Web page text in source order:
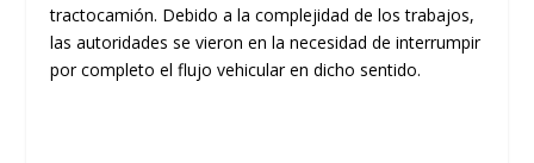
tractocamión. Debido a la complejidad de los trabajos,
las autoridades se vieron en la necesidad deinterrumpir
por completo el flujo vehicularen dicho sentido.